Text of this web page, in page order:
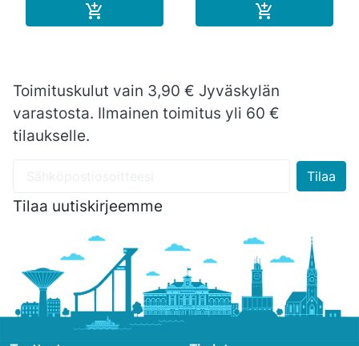
 
Toimituskulut vain 3,90 € Jyväskylän
varastosta. Ilmainen toimitus yli 60 €
tilaukselle.
Tilaa uutiskirjeemme